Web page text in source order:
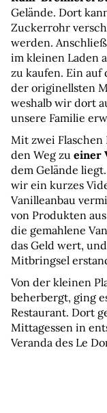
Gelände. Dort
Zuckerrohr
werden.
im kleinen Laden
zu kaufen. Ein auf
der originellsten
weshalb wir dort
unsere Familie
Mit zwei Flaschen
den Weg zu einer
dem Gelände
wir ein kurzes
Vanilleanbau
von Produkten
die gemahlene
das Geld wert,
Mitbringsel
Von der kleinen
beherbergt, ging
Restaurant. Dort
Mittagessen in
Veranda des Le